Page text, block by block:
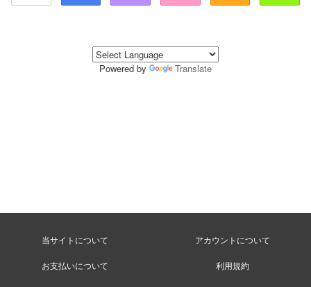
Powered by Translate
当サイトについて アカウントについて
お支払いについて 利用規約